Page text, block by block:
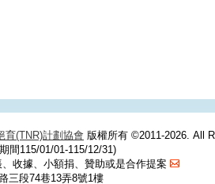
育(TNR)計劃協會 版權所有 ©2011-2026. All
間115/01/01-115/12/31)
收據、小額捐、贊助或是合作提案
三段74巷13弄8號1樓